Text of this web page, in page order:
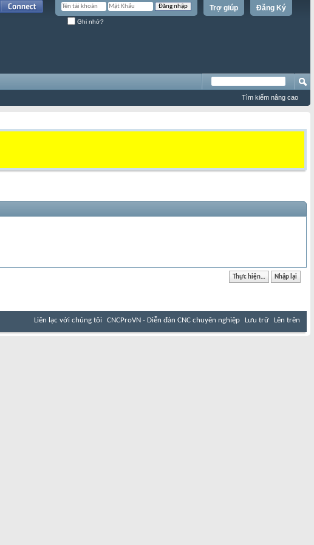
Đăng Ký
Trợ giúp
Ghi nhớ?
Tìm kiếm nâng cao
Liên lạc với chúng tôi CNCProVN - Diễn đàn CNC chuyên nghiệp Lưu trữ Lên trên